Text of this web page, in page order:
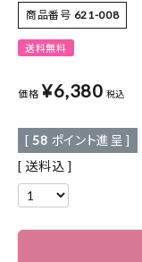
商品番号 621-008
送料無料
価格 ¥6,380 税込
[ 58 ポイント進呈 ]
送料込